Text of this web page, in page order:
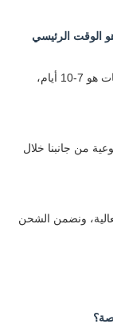
الوقت الرئيسي
A2: نعم، يمكننا توفير العينات. الوقت الرئيسي للعينات هو 7-10 أيام،
نوعية من جانبنا خلال
ونضمن الشحن